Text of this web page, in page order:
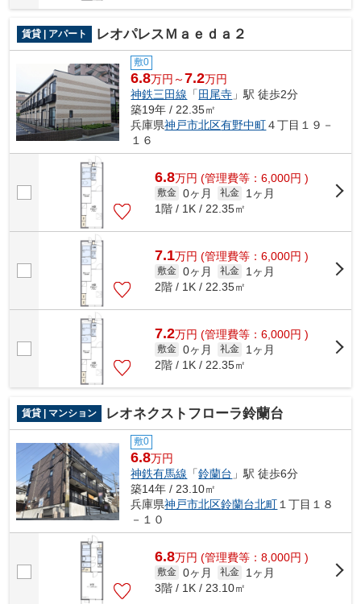
賃貸 | アパート レオパレスＭａｅｄａ２
敷0
6.8万円～7.2万円
神鉄三田線 「 田尾寺 」駅 徒歩2分
築19年 / 22.35㎡
兵庫県神戸市北区有野中町４丁目１９－
１６
6.8万円 (管理費等：6,000円 )
敷金 0ヶ月 礼金
1ヶ月
1階 / 1K / 22.35㎡
7.1万円 (管理費等：6,000円 )
敷金 0ヶ月 礼金
1ヶ月
2階 / 1K / 22.35㎡
7.2万円 (管理費等：6,000円 )
敷金 0ヶ月 礼金
1ヶ月
2階 / 1K / 22.35㎡
賃貸 | マンション レオネクストフローラ鈴蘭台
敷0
6.8万円
神鉄有馬線 「鈴蘭台 」駅 徒歩6分
築14年 / 23.10㎡
兵庫県神戸市北区鈴蘭台北町 １丁目１８
－１０
6.8万円 (管理費等：8,000円 )
敷金 0ヶ月 礼金
1ヶ月
3階 / 1K / 23.10㎡